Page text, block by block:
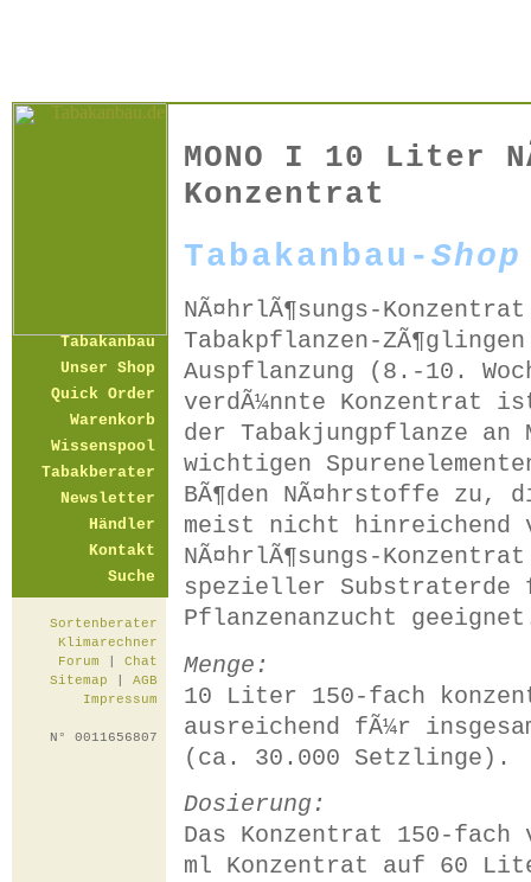
Tabakanbau
Unser Shop
Quick Order
Warenkorb
Wissenspool
Tabakberater
Newsletter
Händler
Kontakt
Suche
Sortenberater
Klimarechner
Forum
Chat
Sitemap
AGB
Impressum
N° 0011656807
MONO I 10 Liter
Konzentrat
Tabakanbau-Shop
NÃ¤hrlÃ¶sungs-
Tabakpflanzen-
Auspflanzung (8.-10.
verdÃ¼nnte Konzentrat
der Tabakjungpflanze
wichtigen
BÃ¶den NÃ¤hrstoffe zu,
meist nicht hinreichend
NÃ¤hrlÃ¶sungs-
spezieller Substraterde
Pflanzenanzucht
Menge:
10 Liter 150-fach
ausreichend fÃ¼r
(ca. 30.000 Setzlinge).
Dosierung:
Das Konzentrat 150-
ml Konzentrat auf 60